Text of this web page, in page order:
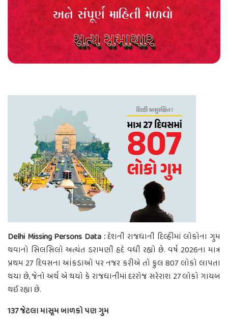
Delhi Missing Persons Data :દેશની રાજધાની દિલ્હીમાં લોકોના ગુમ
થવાનો સિલસિલો અત્યંત ડરામણી હદે વધી રહ્યો છે. વર્ષ 2026ના માત્ર
પ્રથમ 27 દિવસના આંકડાઓ પર નજર કરીએ તો કુલ 807 લોકો લાપતા
થયા છે, જેનો અર્થ એ થયો કે રાજધાનીમાં દરરોજ સરેરાશ 27 લોકો ગાયબ
થઈ રહ્યા છે.
137 જેટલા માસૂમ બાળકો પણ ગુમ